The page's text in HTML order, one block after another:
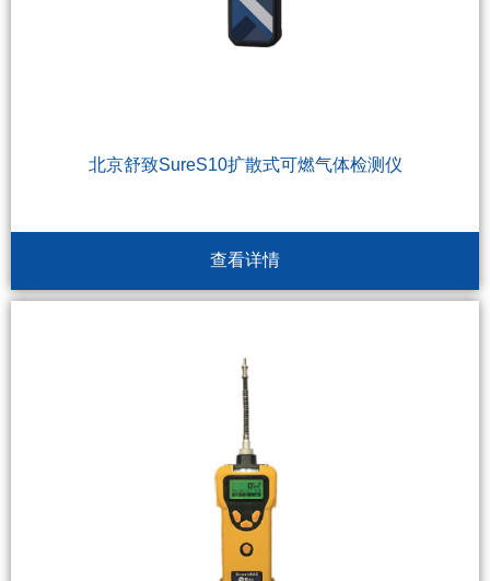
北京舒致SureS10扩散式可燃气体检测仪
查看详情